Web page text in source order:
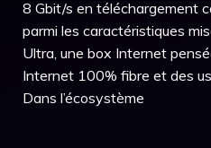
8 Gbit/s en téléchargement
parmi les caractéristiques
Ultra, une box Internet
Internet 100% fibre et des
Dans l’écosystème